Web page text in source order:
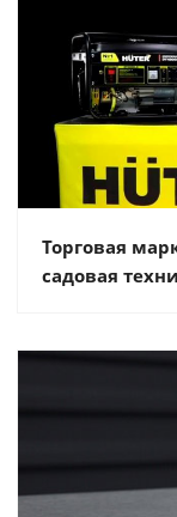
Торговая
садовая